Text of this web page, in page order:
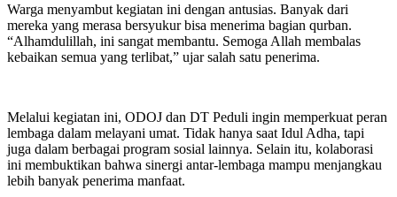
Warga menyambut kegiatan ini dengan antusias. Banyak dari
mereka yang merasa bersyukur bisa menerima bagian qurban.
“Alhamdulillah, ini sangat membantu. Semoga Allah membalas
kebaikan semua yang terlibat,” ujar salah satu penerima.
Melalui kegiatan ini, ODOJ dan DT Peduli ingin memperkuat peran
lembaga dalam melayani umat. Tidak hanya saat Idul Adha, tapi
juga dalam berbagai program sosial lainnya. Selain itu, kolaborasi
ini membuktikan bahwa sinergi antar-lembaga mampu menjangkau
lebih banyak penerima manfaat.